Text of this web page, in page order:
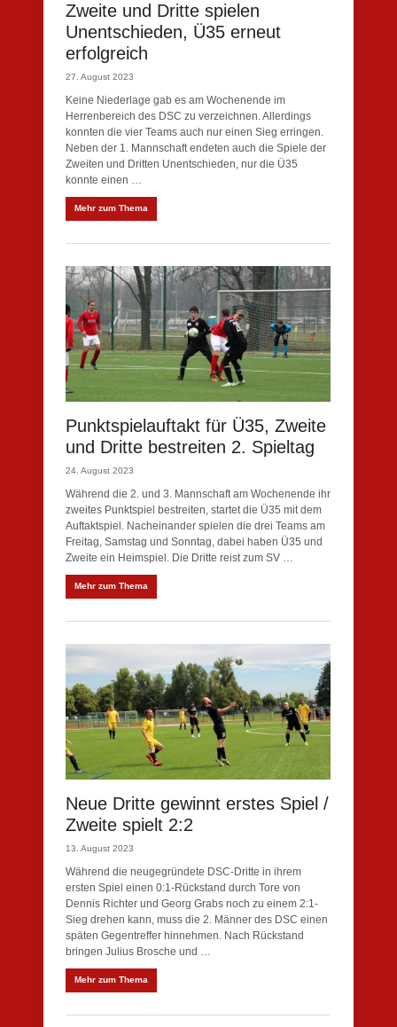
Zweite und Dritte spielen
Unentschieden, Ü35 erneut
erfolgreich
27. August 2023
Keine Niederlage gab es am Wochenende im
Herrenbereich des DSC zu verzeichnen. Allerdings
konnten die vier Teams auch nur einen Sieg erringen.
Neben der 1. Mannschaft endeten auch die Spiele der
Zweiten und Dritten Unentschieden, nur die Ü35
konnte einen …
Mehr zum Thema
Punktspielauftakt für Ü35, Zweite
und Dritte bestreiten 2. Spieltag
24. August 2023
Während die 2. und 3. Mannschaft am Wochenende ihr
zweites Punktspiel bestreiten, startet die Ü35 mit dem
Auftaktspiel. Nacheinander spielen die drei Teams am
Freitag, Samstag und Sonntag, dabei haben Ü35 und
Zweite ein Heimspiel. Die Dritte reist zum SV …
Mehr zum Thema
Neue Dritte gewinnt erstes Spiel /
Zweite spielt 2:2
13. August 2023
Während die neugegründete DSC-Dritte in ihrem
ersten Spiel einen 0:1-Rückstand durch Tore von
Dennis Richter und Georg Grabs noch zu einem 2:1-
Sieg drehen kann, muss die 2. Männer des DSC einen
späten Gegentreffer hinnehmen. Nach Rückstand
bringen Julius Brosche und …
Mehr zum Thema